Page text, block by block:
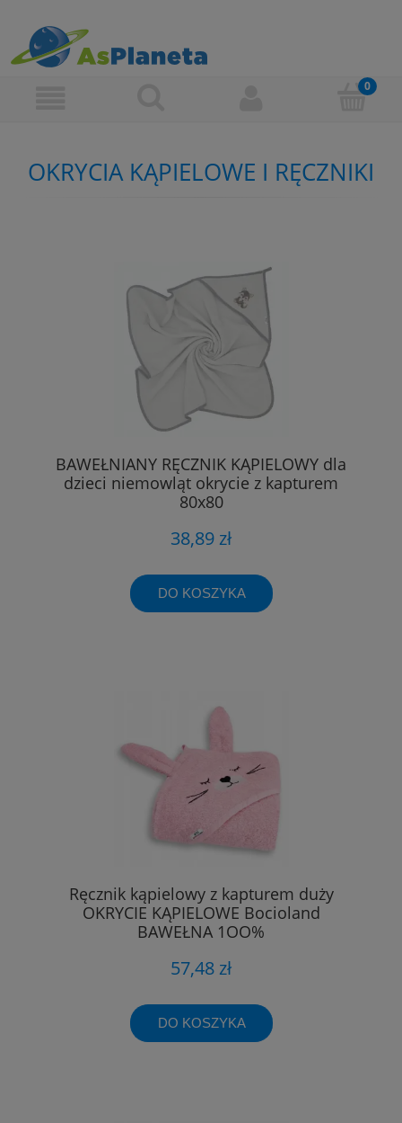
OKRYCIA KĄPIELOWE I RĘCZNIKI
BAWEŁNIANY RĘCZNIK KĄPIELOWY dla
dzieci niemowląt okrycie z kapturem
80x80
38,89 zł
DO KOSZYKA
Ręcznik kąpielowy z kapturem duży
OKRYCIE KĄPIELOWE Bocioland
BAWEŁNA 1OO%
57,48 zł
DO KOSZYKA